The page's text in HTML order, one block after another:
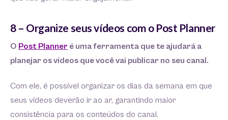
8 – Organize seus vídeos com o Post Planner
O Post Planner é uma ferramenta que te ajudará a
planejar os vídeos que você vai publicar no seu canal.
Com ele, é possível organizar os dias da semana em que
seus vídeos deverão ir ao ar, garantindo maior
consistência para os conteúdos do canal.